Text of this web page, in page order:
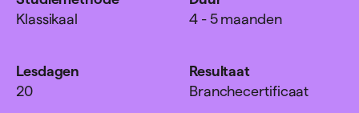
Klassikaal
4 - 5 maanden
Lesdagen
20
Resultaat
Branchecertificaat